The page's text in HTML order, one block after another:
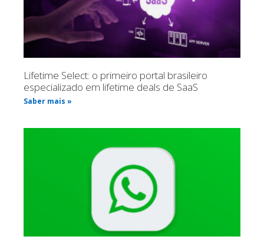
Lifetime Select: o primeiro portal brasileiro
especializado em lifetime deals de SaaS
Saber mais »